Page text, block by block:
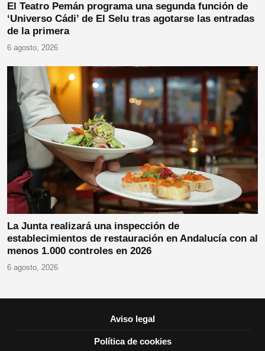
El Teatro Pemán programa una segunda función de
‘Universo Cádi’ de El Selu tras agotarse las entradas
de la primera
6 agosto, 2026
La Junta realizará una inspección de
establecimientos de restauración en Andalucía con al
menos 1.000 controles en 2026
6 agosto, 2026
Aviso legal
Política de cookies